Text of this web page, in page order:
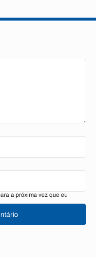
a próxima vez que eu